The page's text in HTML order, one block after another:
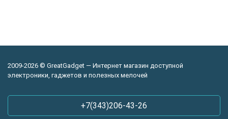
2009-2026 © GreatGadget — Интернет магазин доступной
электроники, гаджетов и полезных мелочей
+7(343)206-43-26